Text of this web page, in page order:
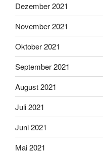
Dezember 2021
November 2021
Oktober 2021
September 2021
August 2021
Juli 2021
Juni 2021
Mai 2021